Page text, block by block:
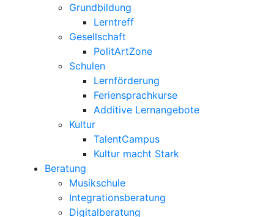
Grundbildung
Lerntreff
Gesellschaft
PolitArtZone
Schulen
Lernförderung
Feriensprachkurse
Additive Lernangebote
Kultur
TalentCampus
Kultur macht Stark
Beratung
Musikschule
Integrationsberatung
Digitalberatung